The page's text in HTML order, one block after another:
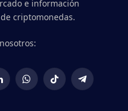
e información
criptomonedas.
WhatsApp
TikTok Telegram